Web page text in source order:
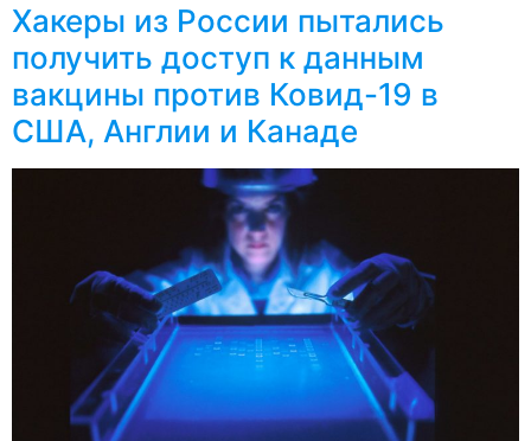
Хакеры из России пытались
получить доступ к данным
вакцины против Ковид-19 в
США, Англии и Канаде